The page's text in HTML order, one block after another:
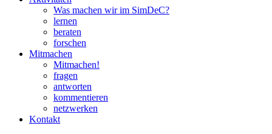
Was machen wir im SimDeC?
lernen
beraten
forschen
Mitmachen
Mitmachen!
fragen
antworten
kommentieren
netzwerken
Kontakt